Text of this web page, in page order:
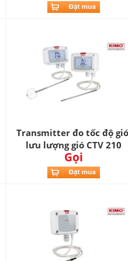
Transmitter đo tốc độ
lưu lượng gió CTV 210
Gọi